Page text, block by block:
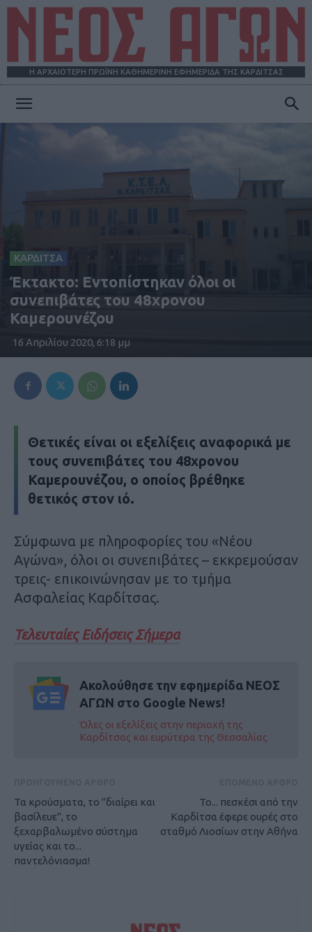
Η ΑΡΧΑΙΟΤΕΡΗ ΠΡΩΪΝΗ ΚΑΘΗΜΕΡΙΝΗ ΕΦΗΜΕΡΙΔΑ ΤΗΣ ΚΑΡΔΙΤΣΑΣ
ΑΓΩΝ
ΚΑΡΔΙΤΣΑ
Έκτακτο: Εντοπίστηκαν όλοι οι
συνεπιβάτες του 48χρονου
Καμερουνέζου
16 Απριλίου 2020, 6:18 μμ
Θετικές είναι οι εξελίξεις αναφορικά με
τους συνεπιβάτες του 48χρονου
Καμερουνέζου, ο οποίος βρέθηκε
θετικός στον ιό.
Σύμφωνα με πληροφορίες του «Νέου
Αγώνα», όλοι οι συνεπιβάτες – εκκρεμούσαν
τρεις- επικοινώνησαν με το τμήμα
Ασφαλείας Καρδίτσας.
Τελευταίες Ειδήσεις Σήμερα
Ακολούθησε την εφημερίδα ΝΕΟΣ
ΑΓΩΝ στο Google News!
Όλες οι εξελίξεις στην περιοχή της
Καρδίτσας και ευρύτερα της Θεσσαλίας
Τα κρούσματα, το "διαίρει και
βασίλευε", το
ξεχαρβαλωμένο σύστημα
υγείας και το...
παντελόνιασμα!
Το... πεσκέσι από την
Καρδίτσα έφερε ουρές στο
σταθμό Λιοσίων στην Αθήνα